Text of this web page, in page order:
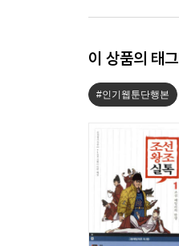
이 상품의 태그
#인기웹툰단행본